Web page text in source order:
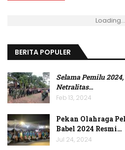
Loading...
BERITA POPULER
Selama Pemilu
Netralitas…
Feb 13, 2024
Pekan Olahraga
Babel 2024 Resmi…
Jul 24, 2024